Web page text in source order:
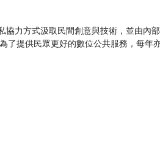
力方式汲取民間創意與技術，並由內
提供民眾更好的數位公共服務，每